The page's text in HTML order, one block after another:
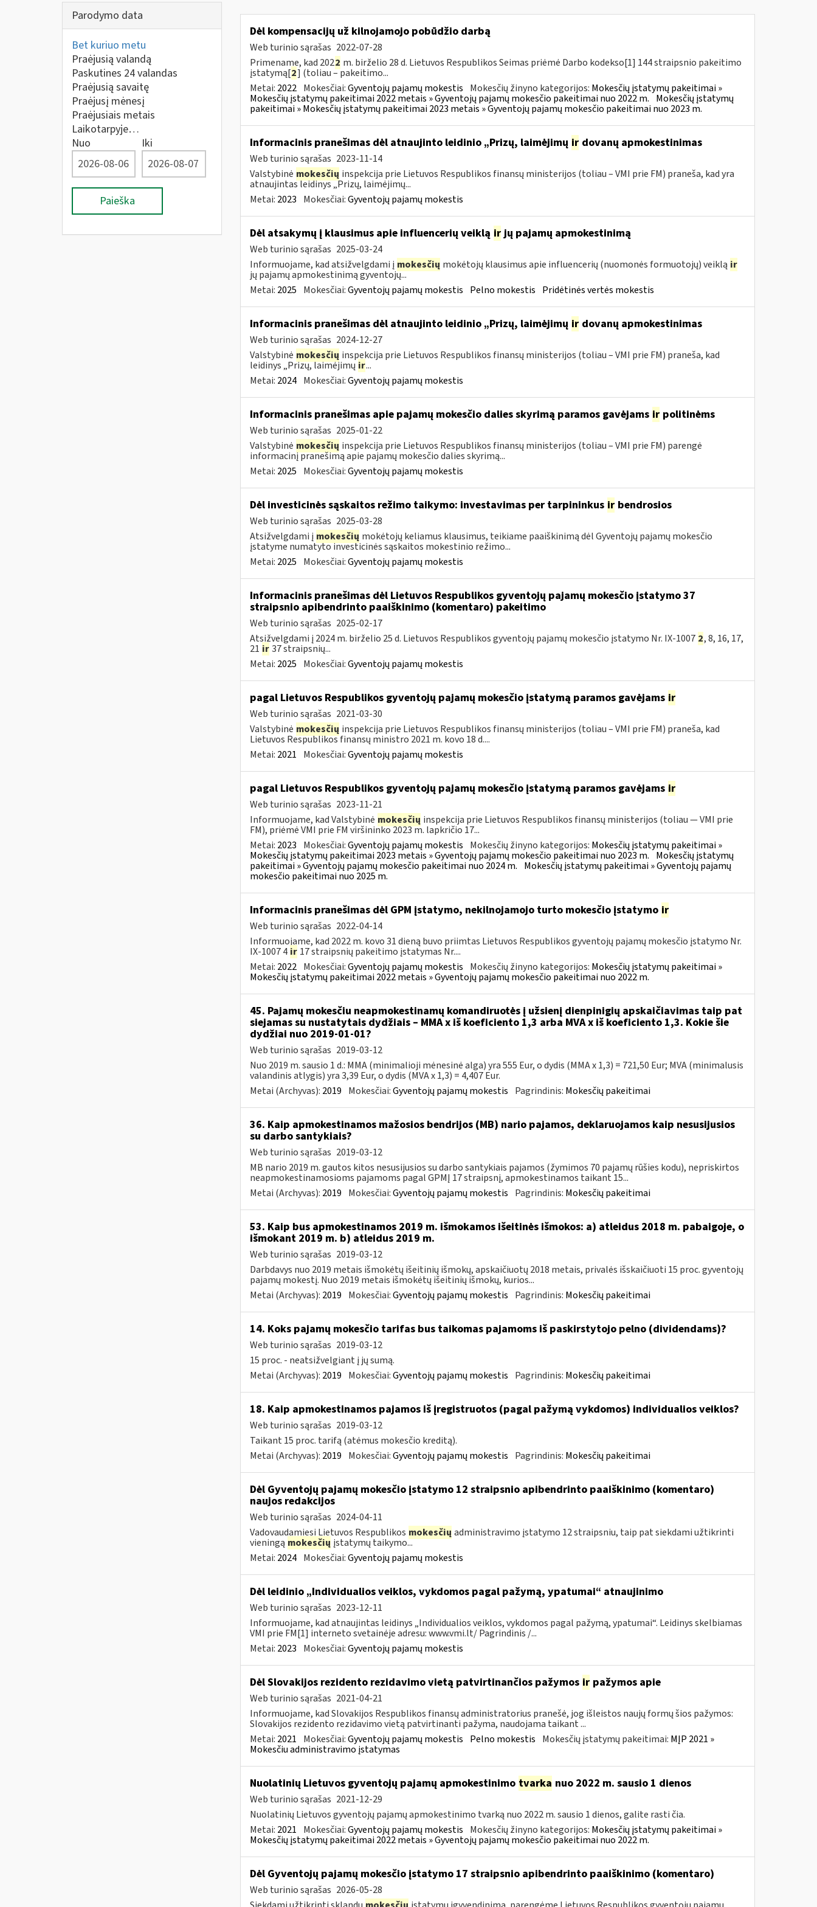
Parodymo data
Bet kuriuo metu
Praėjusią valandą
Paskutines 24 valandas
Praėjusią savaitę
Praėjusį mėnesį
Praėjusiais metais
Laikotarpyje…
Nuo
Iki
Paieška
Dėl kompensacijų už kilnojamojo pobūdžio darbą
Web turinio sąrašas 2022-07-28
Primename, kad 2022 m. birželio 28 d. Lietuvos Respublikos Seimas priėmė Darbo kodekso[1] 144 straipsnio pakeitimo
įstatymą[2] (toliau – pakeitimo...
Metai: 2022 Mokesčiai:Gyventojų pajamų mokestis Mokesčių žinyno kategorijos: Mokesčių įstatymų pakeitimai »
Mokesčių įstatymų pakeitimai 2022 metais » Gyventojų pajamų mokesčio pakeitimai nuo 2022 m. Mokesčių įstatymų
pakeitimai » Mokesčių įstatymų pakeitimai 2023 metais » Gyventojų pajamų mokesčio pakeitimai nuo 2023 m.
Informacinis pranešimas dėl atnaujinto leidinio „Prizų, laimėjimų irdovanų apmokestinimas
Web turinio sąrašas 2023-11-14
Valstybinė mokesčių inspekcija prie Lietuvos Respublikos finansų ministerijos (toliau – VMI prie FM) praneša, kad yra
atnaujintas leidinys „Prizų, laimėjimų...
Metai: 2023 Mokesčiai:Gyventojų pajamų mokestis
Dėl atsakymų į klausimus apie influencerių veiklą irjų pajamų apmokestinimą
Web turinio sąrašas 2025-03-24
Informuojame, kad atsižvelgdami į mokesčių mokėtojų klausimus apie influencerių (nuomonės formuotojų) veiklą ir
jų pajamų apmokestinimą gyventojų...
Metai: 2025 Mokesčiai:Gyventojų pajamų mokestis Pelno mokestis Pridėtinės vertės mokestis
Informacinis pranešimas dėl atnaujinto leidinio „Prizų, laimėjimų irdovanų apmokestinimas
Web turinio sąrašas 2024-12-27
Valstybinė mokesčių inspekcija prie Lietuvos Respublikos finansų ministerijos (toliau – VMI prie FM) praneša, kad
leidinys „Prizų, laimėjimų ir...
Metai: 2024 Mokesčiai:Gyventojų pajamų mokestis
Informacinis pranešimas apie pajamų mokesčio dalies skyrimą paramos gavėjams irpolitinėms
Web turinio sąrašas 2025-01-22
Valstybinė mokesčių inspekcija prie Lietuvos Respublikos finansų ministerijos (toliau – VMI prie FM) parengė
informacinį pranešimą apie pajamų mokesčio dalies skyrimą...
Metai: 2025 Mokesčiai:Gyventojų pajamų mokestis
Dėl investicinės sąskaitos režimo taikymo: investavimas per tarpininkus irbendrosios
Web turinio sąrašas 2025-03-28
Atsižvelgdami į mokesčių mokėtojų keliamus klausimus, teikiame paaiškinimą dėl Gyventojų pajamų mokesčio
įstatyme numatyto investicinės sąskaitos mokestinio režimo...
Metai: 2025 Mokesčiai:Gyventojų pajamų mokestis
Informacinis pranešimas dėl Lietuvos Respublikos gyventojų pajamų mokesčio įstatymo 37
straipsnio apibendrinto paaiškinimo (komentaro) pakeitimo
Web turinio sąrašas 2025-02-17
Atsižvelgdami į 2024 m. birželio 25 d. Lietuvos Respublikos gyventojų pajamų mokesčio įstatymo Nr. IX-1007 2, 8, 16, 17,
21 ir 37 straipsnių...
Metai: 2025 Mokesčiai:Gyventojų pajamų mokestis
pagal Lietuvos Respublikos gyventojų pajamų mokesčio įstatymą paramos gavėjams ir
Web turinio sąrašas 2021-03-30
Valstybinė mokesčių inspekcija prie Lietuvos Respublikos finansų ministerijos (toliau – VMI prie FM) praneša, kad
Lietuvos Respublikos finansų ministro 2021 m. kovo 18 d....
Metai: 2021 Mokesčiai:Gyventojų pajamų mokestis
pagal Lietuvos Respublikos gyventojų pajamų mokesčio įstatymą paramos gavėjams ir
Web turinio sąrašas 2023-11-21
Informuojame, kad Valstybinė mokesčių inspekcija prie Lietuvos Respublikos finansų ministerijos (toliau — VMI prie
FM), priėmė VMI prie FM viršininko 2023 m. lapkričio 17...
Metai: 2023 Mokesčiai:Gyventojų pajamų mokestis Mokesčių žinyno kategorijos: Mokesčių įstatymų pakeitimai »
Mokesčių įstatymų pakeitimai 2023 metais » Gyventojų pajamų mokesčio pakeitimai nuo 2023 m. Mokesčių įstatymų
pakeitimai » Gyventojų pajamų mokesčio pakeitimai nuo 2024 m. Mokesčių įstatymų pakeitimai » Gyventojų pajamų
mokesčio pakeitimai nuo 2025 m.
Informacinis pranešimas dėl GPM įstatymo, nekilnojamojo turto mokesčio įstatymo ir
Web turinio sąrašas 2022-04-14
Informuojame, kad 2022 m. kovo 31 dieną buvo priimtas Lietuvos Respublikos gyventojų pajamų mokesčio įstatymo Nr.
IX-1007 4 ir 17 straipsnių pakeitimo įstatymas Nr....
Metai: 2022 Mokesčiai:Gyventojų pajamų mokestis Mokesčių žinyno kategorijos: Mokesčių įstatymų pakeitimai »
Mokesčių įstatymų pakeitimai 2022 metais » Gyventojų pajamų mokesčio pakeitimai nuo 2022 m.
45. Pajamų mokesčiu neapmokestinamų komandiruotės į užsienį dienpinigių apskaičiavimas taip pat
siejamas su nustatytais dydžiais – MMA x iš koeficiento 1,3 arba MVA x iš koeficiento 1,3. Kokie šie
dydžiai nuo 2019-01-01?
Web turinio sąrašas 2019-03-12
Nuo 2019 m. sausio 1 d.: MMA (minimalioji mėnesinė alga) yra 555 Eur, o dydis (MMA x 1,3) = 721,50 Eur; MVA (minimalusis
valandinis atlygis) yra 3,39 Eur, o dydis (MVA x 1,3) = 4,407 Eur.
Metai (Archyvas): 2019 Mokesčiai:Gyventojų pajamų mokestis Pagrindinis: Mokesčių pakeitimai
36. Kaip apmokestinamos mažosios bendrijos (MB) nario pajamos, deklaruojamos kaip nesusijusios
su darbo santykiais?
Web turinio sąrašas 2019-03-12
MB nario 2019 m. gautos kitos nesusijusios su darbo santykiais pajamos (žymimos 70 pajamų rūšies kodu), nepriskirtos
neapmokestinamosioms pajamoms pagal GPMĮ 17 straipsnį, apmokestinamos taikant 15...
Metai (Archyvas): 2019 Mokesčiai:Gyventojų pajamų mokestis Pagrindinis: Mokesčių pakeitimai
53. Kaip bus apmokestinamos 2019 m. išmokamos išeitinės išmokos: a) atleidus 2018 m. pabaigoje, o
išmokant 2019 m. b) atleidus 2019 m.
Web turinio sąrašas 2019-03-12
Darbdavys nuo 2019 metais išmokėtų išeitinių išmokų, apskaičiuotų 2018 metais, privalės išskaičiuoti 15 proc. gyventojų
pajamų mokestį. Nuo 2019 metais išmokėtų išeitinių išmokų, kurios...
Metai (Archyvas): 2019 Mokesčiai:Gyventojų pajamų mokestis Pagrindinis: Mokesčių pakeitimai
14. Koks pajamų mokesčio tarifas bus taikomas pajamoms iš paskirstytojo pelno (dividendams)?
Web turinio sąrašas 2019-03-12
15 proc. - neatsižvelgiant į jų sumą.
Metai (Archyvas): 2019 Mokesčiai:Gyventojų pajamų mokestis Pagrindinis: Mokesčių pakeitimai
18. Kaip apmokestinamos pajamos iš įregistruotos (pagal pažymą vykdomos) individualios veiklos?
Web turinio sąrašas 2019-03-12
Taikant 15 proc. tarifą (atėmus mokesčio kreditą).
Metai (Archyvas): 2019 Mokesčiai:Gyventojų pajamų mokestis Pagrindinis: Mokesčių pakeitimai
Dėl Gyventojų pajamų mokesčio įstatymo 12 straipsnio apibendrinto paaiškinimo (komentaro)
naujos redakcijos
Web turinio sąrašas 2024-04-11
Vadovaudamiesi Lietuvos Respublikos mokesčių administravimo įstatymo 12 straipsniu, taip pat siekdami užtikrinti
vieningą mokesčių įstatymų taikymo...
Metai: 2024 Mokesčiai:Gyventojų pajamų mokestis
Dėl leidinio „Individualios veiklos, vykdomos pagal pažymą, ypatumai“ atnaujinimo
Web turinio sąrašas 2023-12-11
Informuojame, kad atnaujintas leidinys „Individualios veiklos, vykdomos pagal pažymą, ypatumai“. Leidinys skelbiamas
VMI prie FM[1] interneto svetainėje adresu: www.vmi.lt/ Pagrindinis /...
Metai: 2023 Mokesčiai:Gyventojų pajamų mokestis
Dėl Slovakijos rezidento rezidavimo vietą patvirtinančios pažymos irpažymos apie
Web turinio sąrašas 2021-04-21
Informuojame, kad Slovakijos Respublikos finansų administratorius pranešė, jog išleistos naujų formų šios pažymos:
Slovakijos rezidento rezidavimo vietą patvirtinanti pažyma, naudojama taikant ...
Metai: 2021 Mokesčiai:Gyventojų pajamų mokestis Pelno mokestis Mokesčių įstatymų pakeitimai: MĮP 2021 »
Mokesčiu administravimo įstatymas
Nuolatinių Lietuvos gyventojų pajamų apmokestinimo tvarka nuo 2022 m. sausio 1 dienos
Web turinio sąrašas 2021-12-29
Nuolatinių Lietuvos gyventojų pajamų apmokestinimo tvarką nuo 2022 m. sausio 1 dienos, galite rasti čia.
Metai: 2021 Mokesčiai:Gyventojų pajamų mokestis Mokesčių žinyno kategorijos: Mokesčių įstatymų pakeitimai »
Mokesčių įstatymų pakeitimai 2022 metais » Gyventojų pajamų mokesčio pakeitimai nuo 2022 m.
Dėl Gyventojų pajamų mokesčio įstatymo 17 straipsnio apibendrinto paaiškinimo (komentaro)
Web turinio sąrašas 2026-05-28